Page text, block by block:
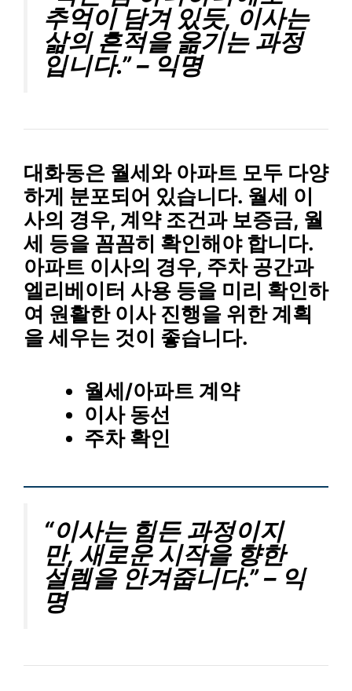
추억이 담겨 있듯, 이사는
삶의 흔적을 옮기는 과정
입니다.” – 익명
대화동은 월세와 아파트 모두 다양
하게 분포되어 있습니다. 월세 이
사의 경우, 계약 조건과 보증금, 월
세 등을 꼼꼼히 확인해야 합니다.
아파트 이사의 경우, 주차 공간과
엘리베이터 사용 등을 미리 확인하
여 원활한 이사 진행을 위한 계획
을 세우는 것이 좋습니다.
월세/아파트 계약
이사 동선
주차 확인
“이사는 힘든 과정이지
만, 새로운 시작을 향한
설렘을 안겨줍니다.” – 익
명